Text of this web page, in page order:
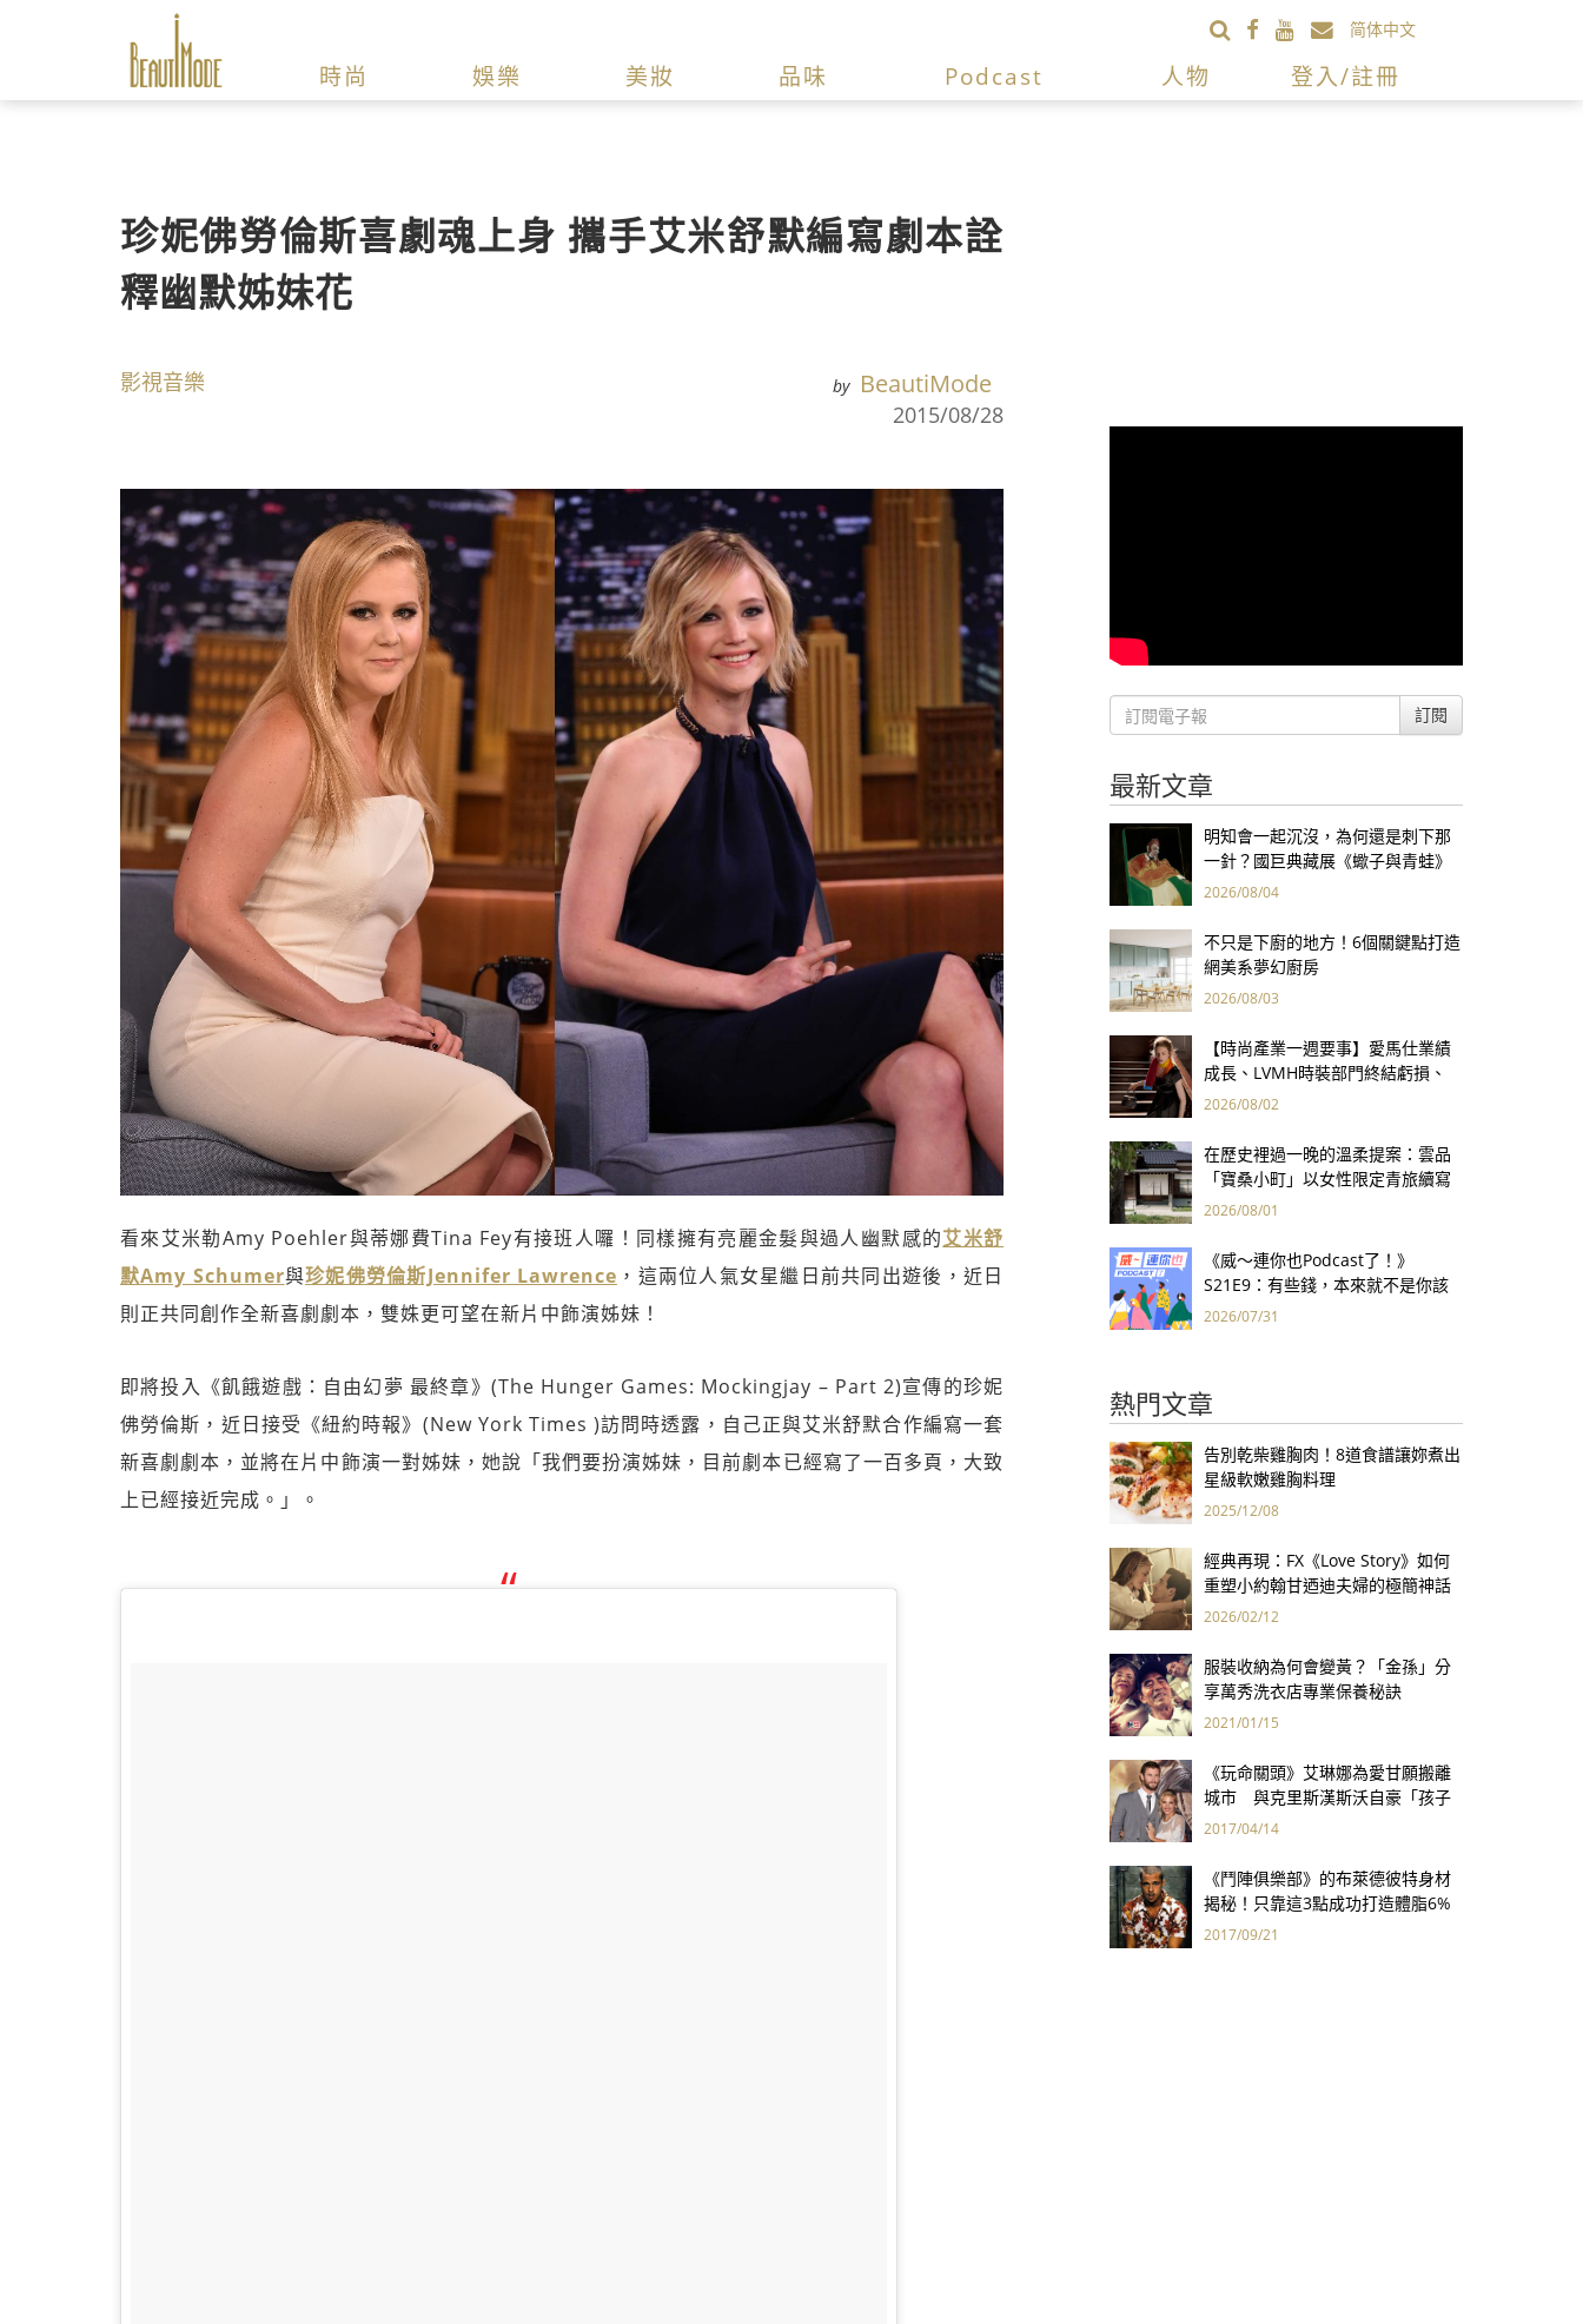
简体中文
時尚 娛樂 美妝 品味 Podcast 人物 登入/註冊
珍妮佛勞倫斯喜劇魂上身 攜手艾米舒默編寫劇本詮
釋幽默姊妹花
影視音樂 by BeautiMode
2015/08/28
看來艾米勒Amy Poehler與蒂娜費Tina Fey有接班人囉！同樣擁有亮麗金髮與過人幽默感的艾米舒
默Amy Schumer與珍妮佛勞倫斯Jennifer Lawrence ，這兩位人氣女星繼日前共同出遊後，近日
則正共同創作全新喜劇劇本，雙姝更可望在新片中飾演姊妹！
即將投入《飢餓遊戲：自由幻夢 最終章》(The Hunger Games: Mockingjay – Part 2)宣傳的珍妮
佛勞倫斯，近日接受《紐約時報》(New York Times )訪問時透露，自己正與艾米舒默合作編寫一套
新喜劇劇本，並將在片中飾演一對姊妹，她說「我們要扮演姊妹，目前劇本已經寫了一百多頁，大致
上已經接近完成。」。
訂閱
最新文章
明知會一起沉沒，為何還是刺下那
一針？國巨典藏展《蠍子與青蛙》
用66件名作拷問人性
2026/08/04
不只是下廚的地方！6個關鍵點打造
網美系夢幻廚房
2026/08/03
【時尚產業一週要事】愛馬仕業績
成長、LVMH時裝部門終結虧損、
Kering轉型策略初現成效、Prada
2026/08/02
在歷史裡過一晚的溫柔提案：雲品
「寶桑小町」以女性限定青旅續寫
台東老屋記憶
2026/08/01
《威～連你也Podcast了！》
S21E9：有些錢，本來就不是你該
賺的——讀《一個投機者的告白》
2026/07/31
熱門文章
告別乾柴雞胸肉！8道食譜讓妳煮出
星級軟嫩雞胸料理
2025/12/08
經典再現：FX《Love Story》如何
重塑小約翰甘迺迪夫婦的極簡神話
2026/02/12
服裝收納為何會變黃？「金孫」分
享萬秀洗衣店專業保養秘訣
2021/01/15
《玩命關頭》艾琳娜為愛甘願搬離
城市 與克里斯漢斯沃自豪「孩子
都在自然中長大」！
2017/04/14
《鬥陣俱樂部》的布萊德彼特身材
揭秘！只靠這3點成功打造體脂6%
完美身材
2017/09/21